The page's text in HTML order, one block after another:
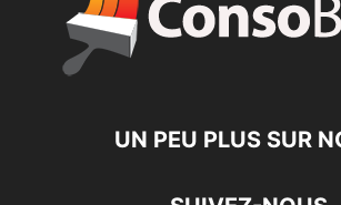
UN PEU PLUS SUR